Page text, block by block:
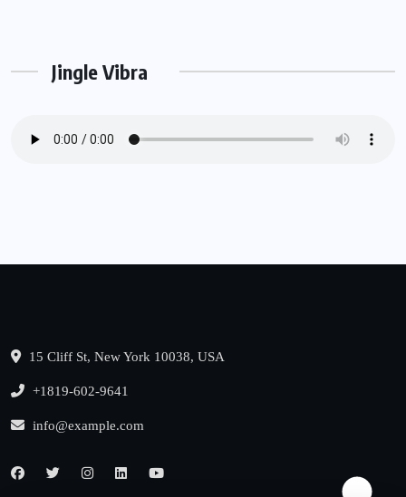
Jingle Vibra
15 Cliff St, New York 10038, USA
+1819-602-9641
info@example.com